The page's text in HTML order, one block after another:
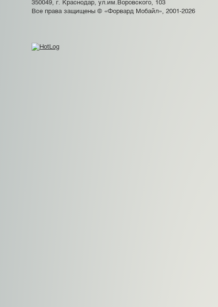
350049, г. Краснодар, ул.им.Воровского, 103
Все права защищены © «Форвард Мобайл», 2001-2026